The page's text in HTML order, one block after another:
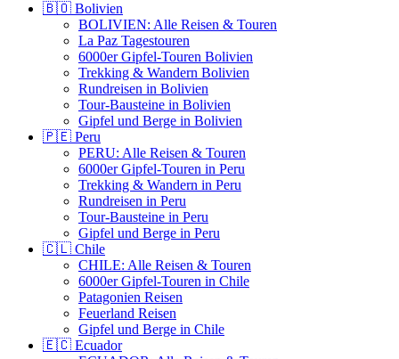
🇧🇴 Bolivien
BOLIVIEN: Alle Reisen & Touren
La Paz Tagestouren
6000er Gipfel-Touren Bolivien
Trekking & Wandern Bolivien
Rundreisen in Bolivien
Tour-Bausteine in Bolivien
Gipfel und Berge in Bolivien
🇵🇪 Peru
PERU: Alle Reisen & Touren
6000er Gipfel-Touren in Peru
Trekking & Wandern in Peru
Rundreisen in Peru
Tour-Bausteine in Peru
Gipfel und Berge in Peru
🇨🇱 Chile
CHILE: Alle Reisen & Touren
6000er Gipfel-Touren in Chile
Patagonien Reisen
Feuerland Reisen
Gipfel und Berge in Chile
🇪🇨 Ecuador